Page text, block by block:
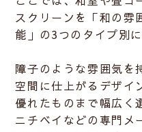
スクリーンを 「和の
能」 の3つのタイプ別
障子のような雰囲気を
空間に仕上がるデザイ
優れたものまで幅広く
ニチベイなどの専門メ